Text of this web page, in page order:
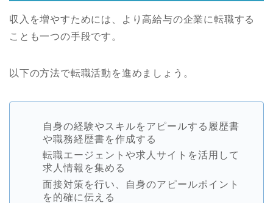
収入を増やすためには、より高給与の企業に転職する
ことも一つの手段です。
以下の方法で転職活動を進めましょう。
自身の経験やスキルをアピールする履歴書
や職務経歴書を作成する
転職エージェントや求人サイトを活用して
求人情報を集める
面接対策を行い、自身のアピールポイント
を的確に伝える